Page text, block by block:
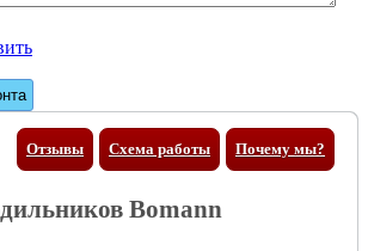
Отзывы Почему мы?
Схема работы
Bomann